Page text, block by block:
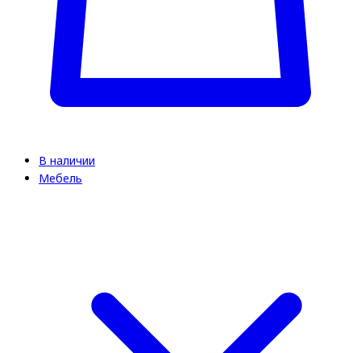
В наличии
Мебель